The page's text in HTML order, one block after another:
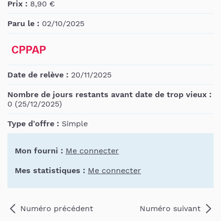
Prix : 8,90 €
Paru le : 02/10/2025
Date de relève : 20/11/2025
Nombre de jours restants avant date de trop vieux :
0 (25/12/2025)
Type d'offre : Simple
Mon fourni : Me connecter
Mes statistiques : Me connecter
Numéro précédent Numéro suivant